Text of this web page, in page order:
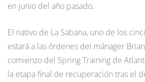
en junio del año pasado.
El nativo de La Sabana, uno de los
estará a las órdenes del mánager
comienzo del Spring Training de
la etapa final de recuperación tras el